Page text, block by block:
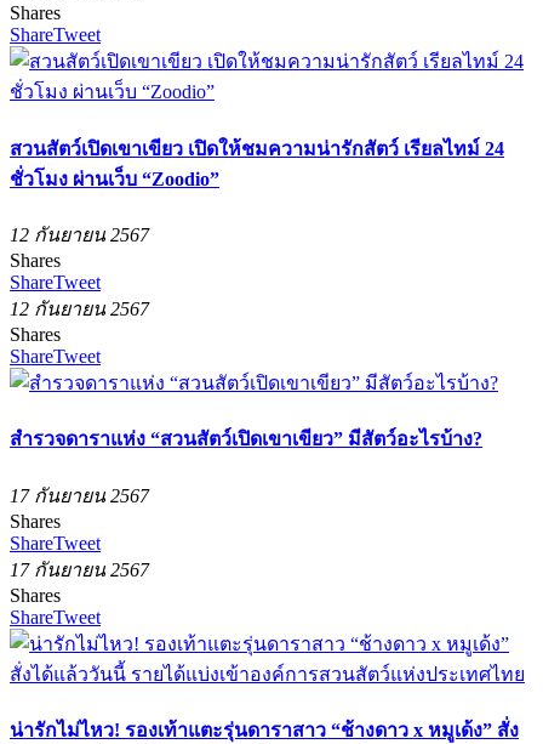
Shares
ShareTweet
สวนสัตว์เปิดเขาเขียว เปิดให้ชมความน่ารักสัตว์ เรียลไทม์ 24
ชั่วโมง ผ่านเว็บ “Zoodio”
12 กันยายน 2567
Shares
ShareTweet
12 กันยายน 2567
Shares
ShareTweet
สำรวจดาราแห่ง “สวนสัตว์เปิดเขาเขียว” มีสัตว์อะไรบ้าง?
17 กันยายน 2567
Shares
ShareTweet
17 กันยายน 2567
Shares
ShareTweet
น่ารักไม่ไหว! รองเท้าแตะรุ่นดาราสาว “ช้างดาว x หมูเด้ง” สั่ง